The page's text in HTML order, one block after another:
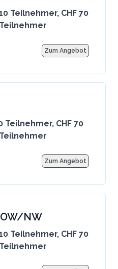
Teilnehmer, CHF 70
Zum Angebot
Teilnehmer, CHF 70
Zum Angebot
NW
Teilnehmer, CHF 70